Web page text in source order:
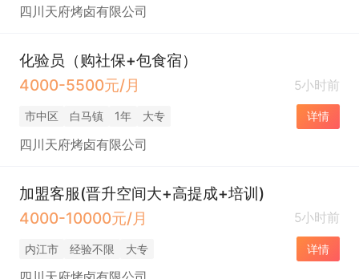
四川天府烤卤有限公司
化验员（购社保+包食宿）
4000-5500元/月
5小时前
市中区 白马镇 1年 大专 详情
四川天府烤卤有限公司
加盟客服(晋升空间大+高提成+培训)
4000-10000元/月
5小时前
内江市 经验不限 大专 详情